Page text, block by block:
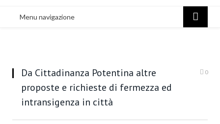
Menu navigazione
Da Cittadinanza Potentina altre
proposte e richieste di fermezza ed
intransigenza in città
0